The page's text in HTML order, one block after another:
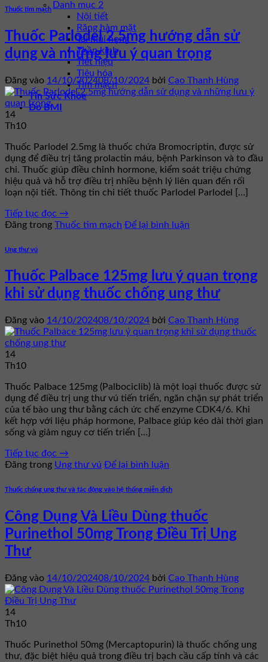
Danh mục 2
Nội tiết
Răng hàm mặt
Tai mũi họng
Thần kinh
Tiết niệu
Tiêu hóa
Tim mạch
Tin Sức Khỏe
Đo BMI
Thuốc tim mạch
Thuốc Parlodel 2.5mg hướng dẫn sử
dụng và những lưu ý quan trọng
Đăng vào 14/10/202408/10/2024 bởi Cao Thanh Hùng
14
Th10
Thuốc Parlodel 2.5mg là thuốc chứa Bromocriptin, được sử
dụng để điều trị tăng prolactin máu, bệnh Parkinson và to đầu
chi. Thuốc giúp điều chỉnh hormone, kiểm soát triệu chứng
hiệu quả và hỗ trợ điều trị nhiều bệnh lý liên quan đến rối
loạn nội tiết. Thông tin chi tiết thuốc Parlodel Parlodel […]
Tiếp tục đọc →
Đăng trong Thuốc tim mạch Để lại bình luận
Ung thư vú
Thuốc Palbace 125mg lưu ý quan trọng
khi sử dụng thuốc chống ung thư
Đăng vào 14/10/202408/10/2024 bởi Cao Thanh Hùng
14
Th10
Thuốc Palbace 125mg (Palbociclib) là một loại thuốc được sử
dụng để điều trị ung thư vú tiến triển, ngăn chặn sự phát triển
của tế bào ung thư bằng cách ức chế enzyme CDK4/6. Khi
kết hợp với liệu pháp hormone, Palbace giúp kéo dài thời gian
sống và giảm nguy cơ tiến triển […]
Tiếp tục đọc →
Đăng trong Ung thư vú Để lại bình luận
Thuốc chống ung thư và tác động vào hệ thống miễn dịch
Công Dụng Và Liều Dùng thuốc
Purinethol 50mg Trong Điều Trị Ung
Thư
Đăng vào 14/10/202408/10/2024 bởi Cao Thanh Hùng
14
Th10
Thuốc Purinethol 50mg (Mercaptopurin) là thuốc chống ung
thư, đặc biệt hiệu quả trong điều trị bạch cầu cấp tính và các